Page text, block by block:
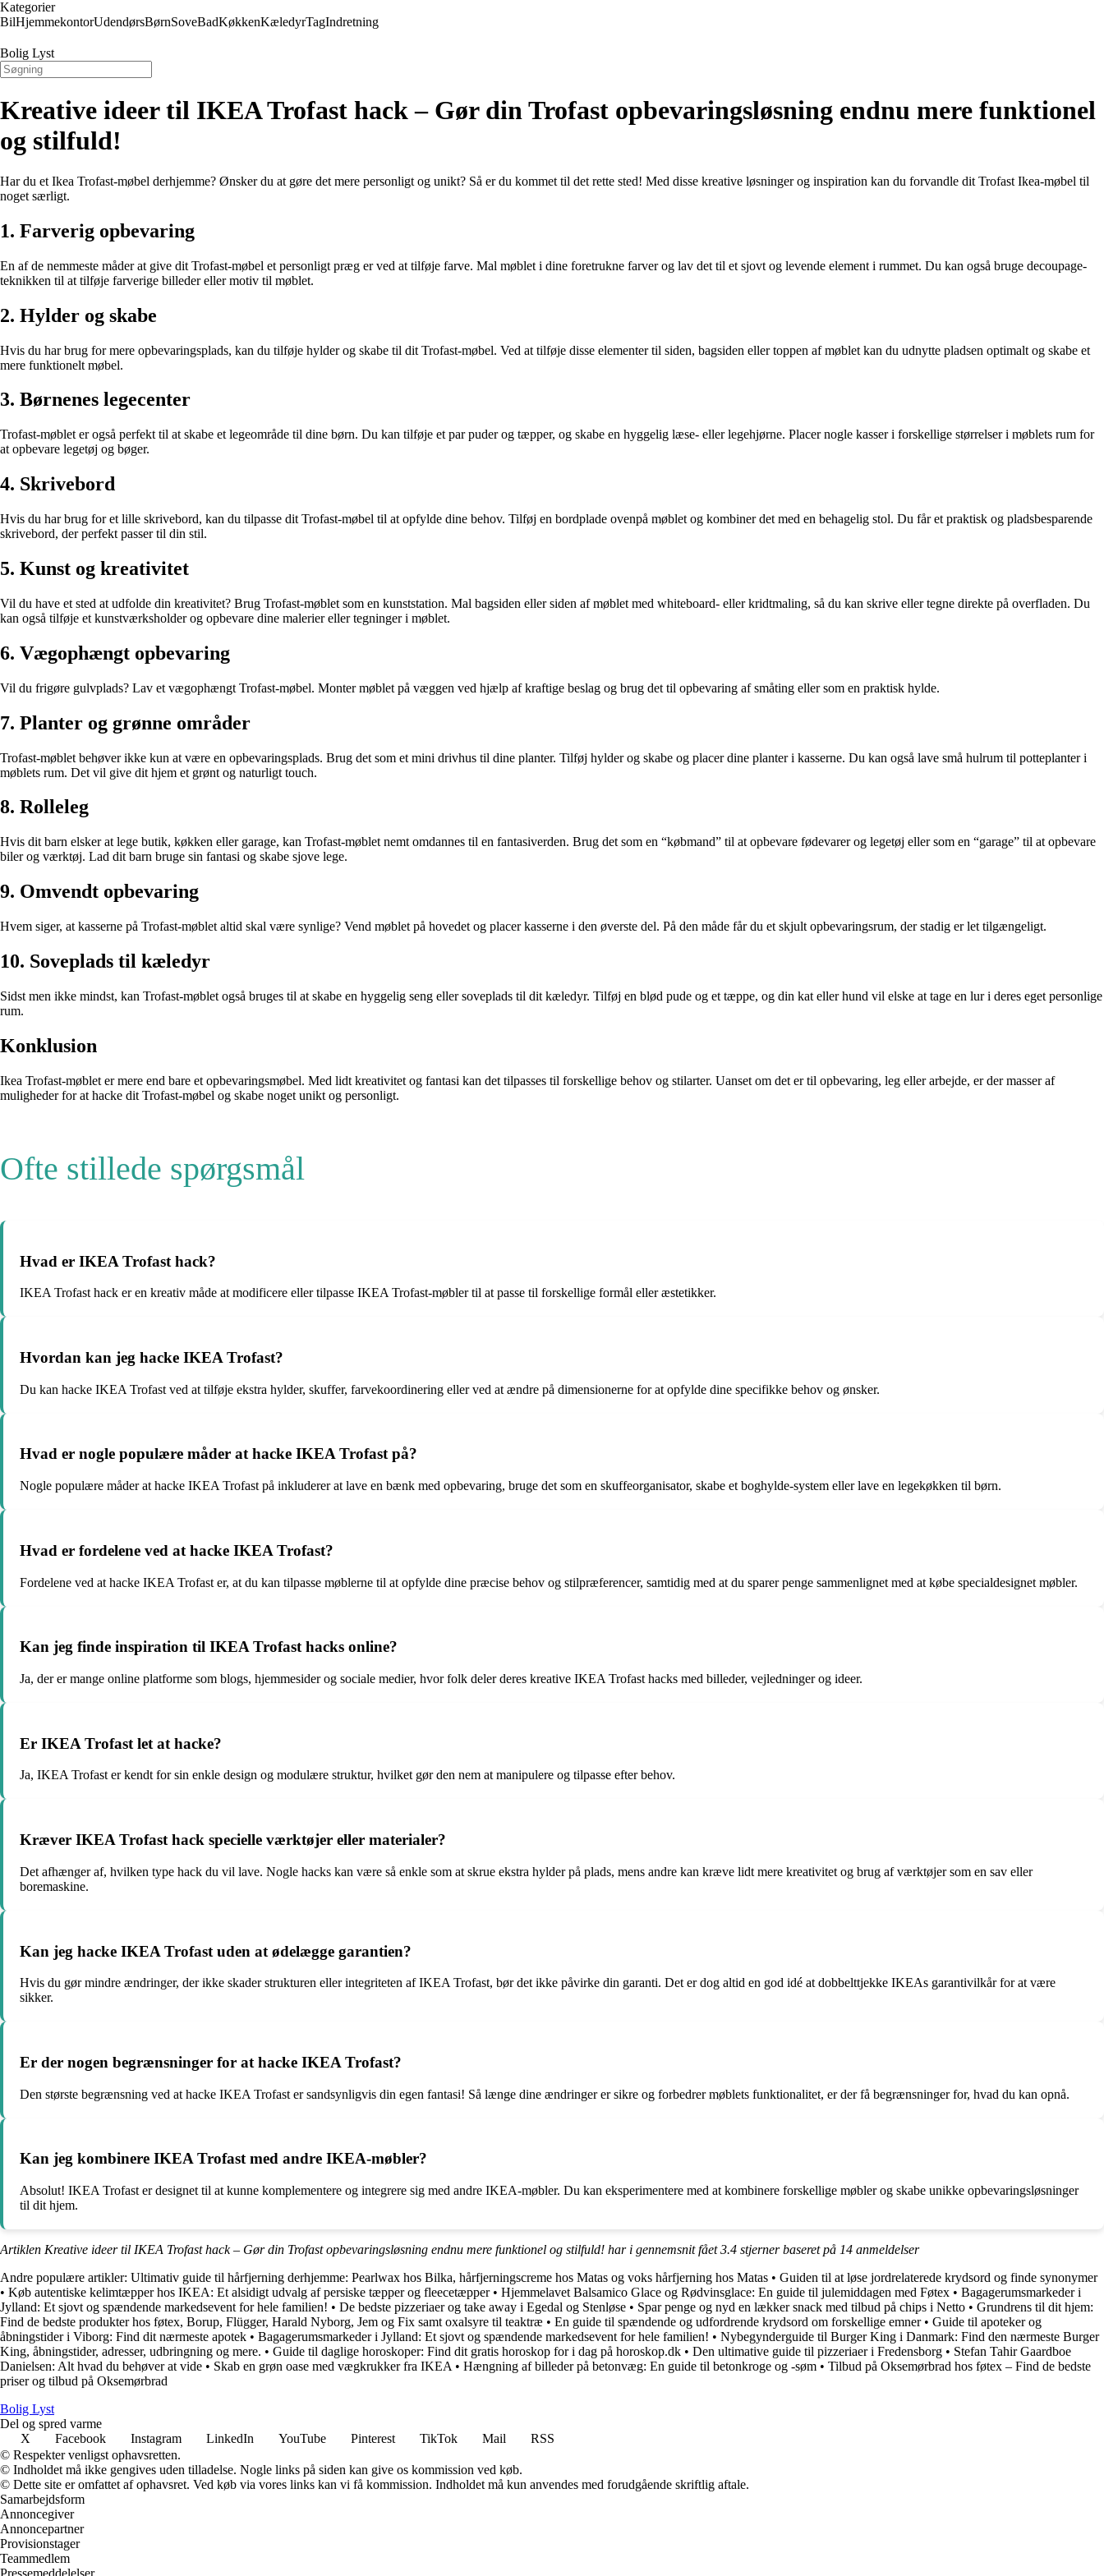
Kategorier
BilHjemmekontorUdendørsBørnSoveBadKøkkenKæledyrTagIndretning
Bolig Lyst
Kreative ideer til IKEA Trofast hack – Gør din Trofast opbevaringsløsning endnu mere funktionel
og stilfuld!
Har du et Ikea Trofast-møbel derhjemme? Ønsker du at gøre det mere personligt og unikt? Så er du kommet til det rette sted! Med disse kreative løsninger og inspiration kan du forvandle dit Trofast Ikea-møbel til
noget særligt.
1. Farverig opbevaring
En af de nemmeste måder at give dit Trofast-møbel et personligt præg er ved at tilføje farve. Mal møblet i dine foretrukne farver og lav det til et sjovt og levende element i rummet. Du kan også bruge decoupage-
teknikken til at tilføje farverige billeder eller motiv til møblet.
2. Hylder og skabe
Hvis du har brug for mere opbevaringsplads, kan du tilføje hylder og skabe til dit Trofast-møbel. Ved at tilføje disse elementer til siden, bagsiden eller toppen af møblet kan du udnytte pladsen optimalt og skabe et
mere funktionelt møbel.
3. Børnenes legecenter
Trofast-møblet er også perfekt til at skabe et legeområde til dine børn. Du kan tilføje et par puder og tæpper, og skabe en hyggelig læse- eller legehjørne. Placer nogle kasser i forskellige størrelser i møblets rum for
at opbevare legetøj og bøger.
4. Skrivebord
Hvis du har brug for et lille skrivebord, kan du tilpasse dit Trofast-møbel til at opfylde dine behov. Tilføj en bordplade ovenpå møblet og kombiner det med en behagelig stol. Du får et praktisk og pladsbesparende
skrivebord, der perfekt passer til din stil.
5. Kunst og kreativitet
Vil du have et sted at udfolde din kreativitet? Brug Trofast-møblet som en kunststation. Mal bagsiden eller siden af møblet med whiteboard- eller kridtmaling, så du kan skrive eller tegne direkte på overfladen. Du
kan også tilføje et kunstværksholder og opbevare dine malerier eller tegninger i møblet.
6. Vægophængt opbevaring
Vil du frigøre gulvplads? Lav et vægophængt Trofast-møbel. Monter møblet på væggen ved hjælp af kraftige beslag og brug det til opbevaring af småting eller som en praktisk hylde.
7. Planter og grønne områder
Trofast-møblet behøver ikke kun at være en opbevaringsplads. Brug det som et mini drivhus til dine planter. Tilføj hylder og skabe og placer dine planter i kasserne. Du kan også lave små hulrum til potteplanter i
møblets rum. Det vil give dit hjem et grønt og naturligt touch.
8. Rolleleg
Hvis dit barn elsker at lege butik, køkken eller garage, kan Trofast-møblet nemt omdannes til en fantasiverden. Brug det som en “købmand” til at opbevare fødevarer og legetøj eller som en “garage” til at opbevare
biler og værktøj. Lad dit barn bruge sin fantasi og skabe sjove lege.
9. Omvendt opbevaring
Hvem siger, at kasserne på Trofast-møblet altid skal være synlige? Vend møblet på hovedet og placer kasserne i den øverste del. På den måde får du et skjult opbevaringsrum, der stadig er let tilgængeligt.
10. Soveplads til kæledyr
Sidst men ikke mindst, kan Trofast-møblet også bruges til at skabe en hyggelig seng eller soveplads til dit kæledyr. Tilføj en blød pude og et tæppe, og din kat eller hund vil elske at tage en lur i deres eget personlige
rum.
Konklusion
Ikea Trofast-møblet er mere end bare et opbevaringsmøbel. Med lidt kreativitet og fantasi kan det tilpasses til forskellige behov og stilarter. Uanset om det er til opbevaring, leg eller arbejde, er der masser af
muligheder for at hacke dit Trofast-møbel og skabe noget unikt og personligt.
Ofte stillede spørgsmål
Hvad er IKEA Trofast hack?
IKEA Trofast hack er en kreativ måde at modificere eller tilpasse IKEA Trofast-møbler til at passe til forskellige formål eller æstetikker.
Hvordan kan jeg hacke IKEA Trofast?
Du kan hacke IKEA Trofast ved at tilføje ekstra hylder, skuffer, farvekoordinering eller ved at ændre på dimensionerne for at opfylde dine specifikke behov og ønsker.
Hvad er nogle populære måder at hacke IKEA Trofast på?
Nogle populære måder at hacke IKEA Trofast på inkluderer at lave en bænk med opbevaring, bruge det som en skuffeorganisator, skabe et boghylde-system eller lave en legekøkken til børn.
Hvad er fordelene ved at hacke IKEA Trofast?
Fordelene ved at hacke IKEA Trofast er, at du kan tilpasse møblerne til at opfylde dine præcise behov og stilpræferencer, samtidig med at du sparer penge sammenlignet med at købe specialdesignet møbler.
Kan jeg finde inspiration til IKEA Trofast hacks online?
Ja, der er mange online platforme som blogs, hjemmesider og sociale medier, hvor folk deler deres kreative IKEA Trofast hacks med billeder, vejledninger og ideer.
Er IKEA Trofast let at hacke?
Ja, IKEA Trofast er kendt for sin enkle design og modulære struktur, hvilket gør den nem at manipulere og tilpasse efter behov.
Kræver IKEA Trofast hack specielle værktøjer eller materialer?
Det afhænger af, hvilken type hack du vil lave. Nogle hacks kan være så enkle som at skrue ekstra hylder på plads, mens andre kan kræve lidt mere kreativitet og brug af værktøjer som en sav eller
boremaskine.
Kan jeg hacke IKEA Trofast uden at ødelægge garantien?
Hvis du gør mindre ændringer, der ikke skader strukturen eller integriteten af IKEA Trofast, bør det ikke påvirke din garanti. Det er dog altid en god idé at dobbelttjekke IKEAs garantivilkår for at være
sikker.
Er der nogen begrænsninger for at hacke IKEA Trofast?
Den største begrænsning ved at hacke IKEA Trofast er sandsynligvis din egen fantasi! Så længe dine ændringer er sikre og forbedrer møblets funktionalitet, er der få begrænsninger for, hvad du kan opnå.
Kan jeg kombinere IKEA Trofast med andre IKEA-møbler?
Absolut! IKEA Trofast er designet til at kunne komplementere og integrere sig med andre IKEA-møbler. Du kan eksperimentere med at kombinere forskellige møbler og skabe unikke opbevaringsløsninger
til dit hjem.
Artiklen Kreative ideer til IKEA Trofast hack – Gør din Trofast opbevaringsløsning endnu mere funktionel og stilfuld! har i gennemsnit fået3.4 stjerner baseret på 14 anmeldelser
Andre populære artikler: Ultimativ guide til hårfjerning derhjemme: Pearlwax hos Bilka, hårfjerningscreme hos Matas og voks hårfjerning hos Matas • Guiden til at løse jordrelaterede krydsord og finde synonymer
• Køb autentiske kelimtæpper hos IKEA: Et alsidigt udvalg af persiske tæpper og fleecetæpper• Hjemmelavet Balsamico Glace og Rødvinsglace: En guide til julemiddagen med Føtex • Bagagerumsmarkeder i
Jylland: Et sjovt og spændende markedsevent for hele familien! • De bedste pizzeriaer og take away i Egedal og Stenløse • Spar penge og nyd en lækker snack med tilbud på chips i Netto • Grundrens til dit hjem:
Find de bedste produkter hos føtex, Borup, Flügger, Harald Nyborg, Jem og Fix samt oxalsyre til teaktræ • En guide til spændende og udfordrende krydsord om forskellige emner• Guide til apoteker og
åbningstider i Viborg: Find dit nærmeste apotek • Bagagerumsmarkeder i Jylland: Et sjovt og spændende markedsevent for hele familien! • Nybegynderguide til Burger King i Danmark: Find den nærmeste Burger
King, åbningstider, adresser, udbringning og mere. • Guide til daglige horoskoper: Find dit gratis horoskop for i dag på horoskop.dk • Den ultimative guide til pizzeriaer i Fredensborg • Stefan Tahir Gaardboe
Danielsen: Alt hvad du behøver at vide • Skab en grøn oase med vægkrukker fra IKEA • Hængning af billeder på betonvæg: En guide til betonkroge og -søm • Tilbud på Oksemørbrad hos føtex – Find de bedste
priser og tilbud på Oksemørbrad
Bolig Lyst
Del og spred varme
X
Facebook Instagram LinkedIn YouTube Pinterest TikTok Mail
RSS
© Respekter venligst ophavsretten.
© Indholdet må ikke gengives uden tilladelse. Nogle links på siden kan give os kommission ved køb.
© Dette site er omfattet af ophavsret. Ved køb via vores links kan vi få kommission. Indholdet må kun anvendes med forudgående skriftlig aftale.
Samarbejdsform
Annoncegiver
Annoncepartner
Provisionstager
Teammedlem